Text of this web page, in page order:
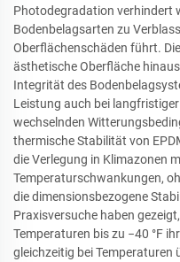
Photodegradation verhindert
Bodenbelagsarten zu
Oberflächenschäden führt.
ästhetische Oberfläche
Integrität des
Leistung auch bei
wechselnden
thermische Stabilität von
die Verlegung in Klimazonen
Temperaturschwankungen,
die dimensionsbezogene
Praxisversuche haben
Temperaturen bis zu −40 °F
gleichzeitig bei Temperaturen